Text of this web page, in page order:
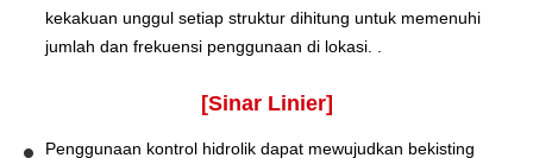
kekakuan unggul setiap struktur dihitung untuk memenuhi
jumlah dan frekuensi penggunaan di lokasi. .
[Sinar Linier]
Penggunaan kontrol hidrolik dapat mewujudkan bekisting